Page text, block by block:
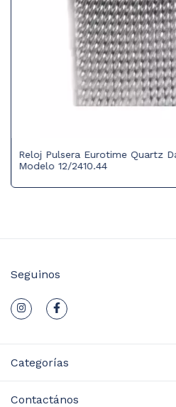
Reloj Pulsera Eurotime Quartz
Modelo 12/2410.44
Seguinos
Categorías
Contactános